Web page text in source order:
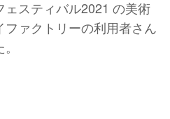
スティバル2021 の美術
ァクトリーの利用者さん